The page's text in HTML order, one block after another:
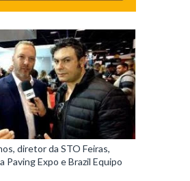
diretor da STO Feiras,
Paving Expo e Brazil Equipo